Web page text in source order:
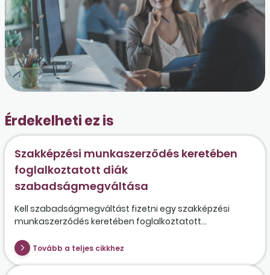
Érdekelheti ez is
Szakképzési munkaszerződés keretében
foglalkoztatott diák
szabadságmegváltása
Kell szabadságmegváltást fizetni egy szakképzési
munkaszerződés keretében foglalkoztatott...
Tovább a teljes cikkhez